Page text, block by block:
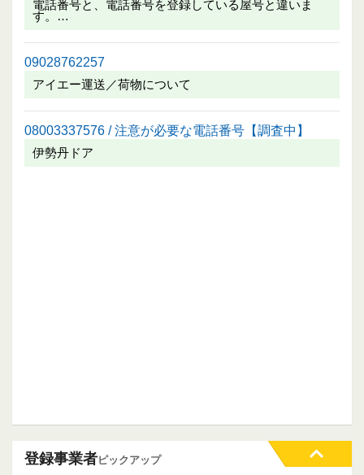
電話番号と、電話番号を登録している屋号と違いま
す。…
09028762257
アイエー運送／荷物について
08003337576 / 注意が必要な電話番号【調査中】
伊勢丹ドア
登録事業者ピックアップ